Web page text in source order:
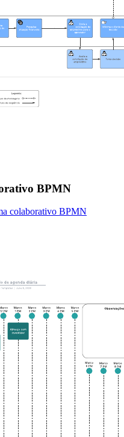
BPMN
colaborativo BPMN